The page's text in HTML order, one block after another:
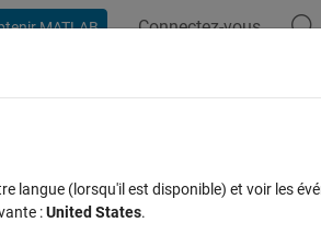
MATLAB Connectez-vous
for Arduino Due
langue (lorsqu'il est disponible) et voir les
:United States.